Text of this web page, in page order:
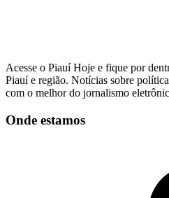
Acesse o Piauí Hoje e fique por
Piauí e região. Notícias sobre
com o melhor do jornalismo
Onde estamos